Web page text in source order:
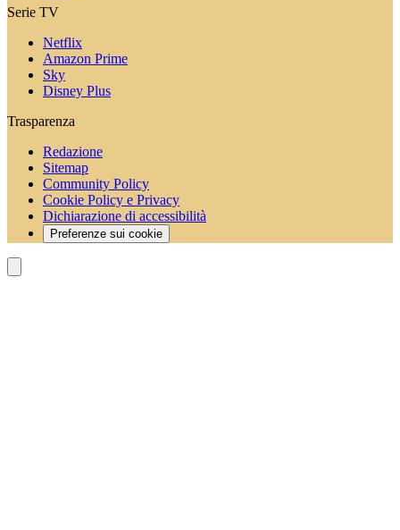
Serie TV
Netflix
Amazon Prime
Sky
Disney Plus
Trasparenza
Redazione
Sitemap
Community Policy
Cookie Policy e Privacy
Dichiarazione di accessibilità
Preferenze sui cookie